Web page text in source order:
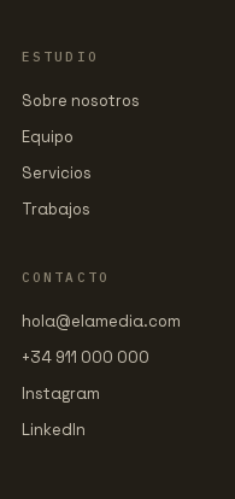
ESTUDIO
Sobre nosotros
Equipo
Servicios
Trabajos
CONTACTO
hola@elamedia.com
+34 911 000 000
Instagram
LinkedIn